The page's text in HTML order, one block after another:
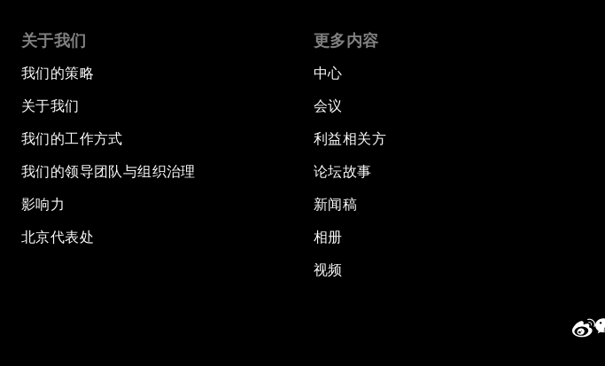
关于我们
我们的策略
关于我们
我们的工作方式
我们的领导团队与组织治理
影响力
北京代表处
更多内容
中心
会议
利益相关方
论坛故事
新闻稿
相册
视频